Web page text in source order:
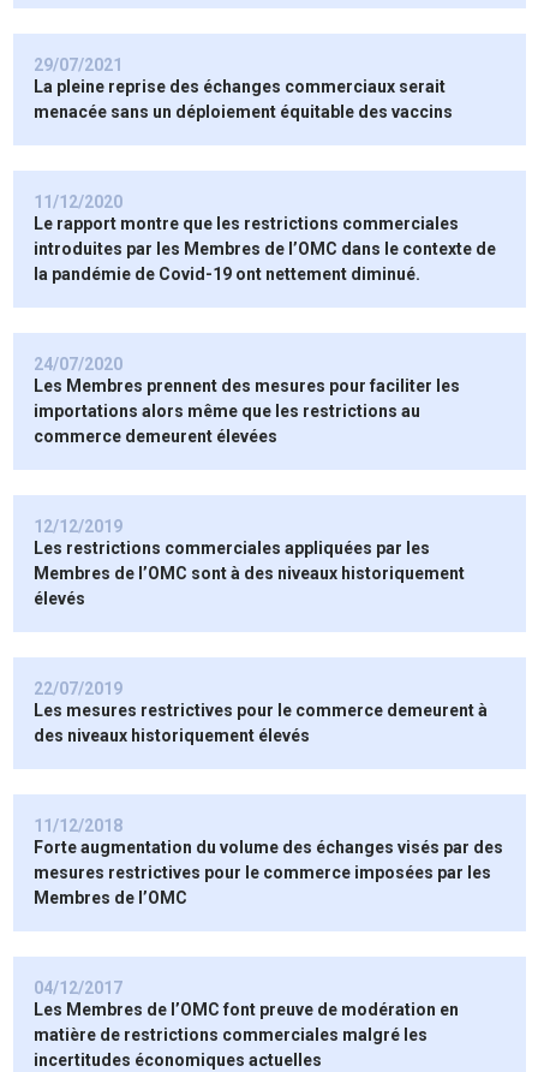
29/07/2021
La pleine reprise des échanges commerciaux serait
menacée sans un déploiement équitable des vaccins
11/12/2020
Le rapport montre que les restrictions commerciales
introduites par les Membres de l’OMC dans le contexte de
la pandémie de Covid-19 ont nettement diminué.
24/07/2020
Les Membres prennent des mesures pour faciliter les
importations alors même que les restrictions au
commerce demeurent élevées
12/12/2019
Les restrictions commerciales appliquées par les
Membres de l’OMC sont à des niveaux historiquement
élevés
22/07/2019
Les mesures restrictives pour le commerce demeurent à
des niveaux historiquement élevés
11/12/2018
Forte augmentation du volume des échanges visés par des
mesures restrictives pour le commerce imposées par les
Membres de l’OMC
04/12/2017
Les Membres de l’OMC font preuve de modération en
matière de restrictions commerciales malgré les
incertitudes économiques actuelles